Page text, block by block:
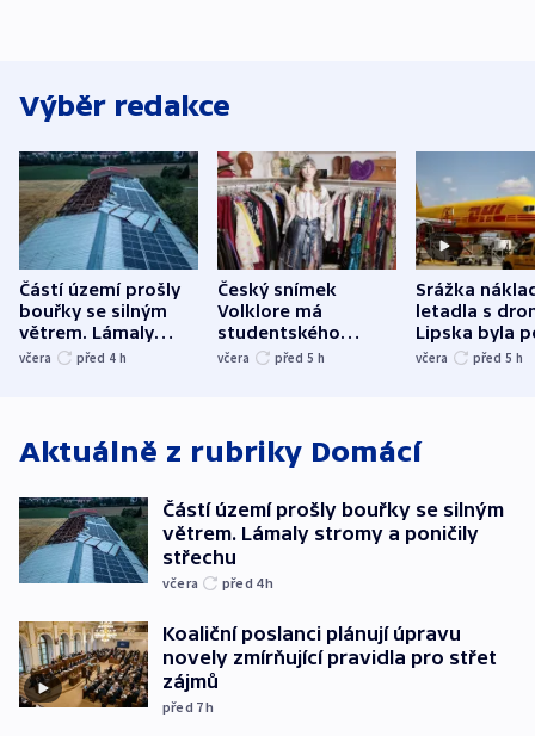
Výběr redakce
Částí území prošly
bouřky se silným
větrem. Lámaly
stromy a poničily
včera před 4 h
Český snímek
Volklore má
studentského
Oscara, zabojuje o
včera před 5 h
Srážka
letadla s
Lipska byla
německého
včera před 5 h
Aktuálně z rubriky Domácí
Částí území prošly bouřky se silným
větrem. Lámaly stromy a poničily
střechu
včera před 4h
Koaliční poslanci plánují úpravu
novely zmírňující pravidla pro střet
zájmů
před 7h